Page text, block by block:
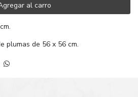
al carro
plumas de 56 x 56 cm.